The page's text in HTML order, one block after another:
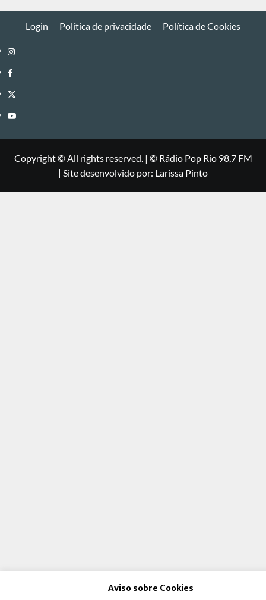
Login Política de privacidade Política de Cookies
Instagram
Facebook
Twitter
Youtube
Copyright © All rights reserved. | ©Rádio Pop Rio 98,7 FM
| Site desenvolvido por: Larissa Pinto
Aviso sobre Cookies